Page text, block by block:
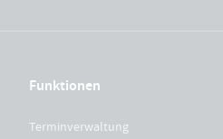
Funktionen
Terminverwaltung